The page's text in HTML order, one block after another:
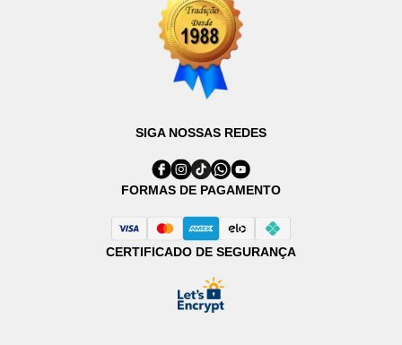
SIGA NOSSAS REDES
FORMAS DE PAGAMENTO
CERTIFICADO DE SEGURANÇA